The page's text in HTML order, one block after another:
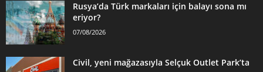
Rusya’da Türk markaları için balayı sona mı
eriyor?
07/08/2026
Civil, yeni mağazasıyla Selçuk Outlet Park’ta